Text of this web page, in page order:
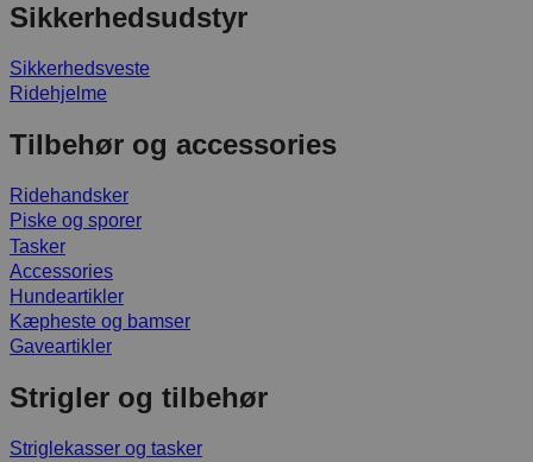
Sikkerhedsudstyr
Sikkerhedsveste
Ridehjelme
Tilbehør og accessories
Ridehandsker
Piske og sporer
Tasker
Accessories
Hundeartikler
Kæpheste og bamser
Gaveartikler
Strigler og tilbehør
Striglekasser og tasker